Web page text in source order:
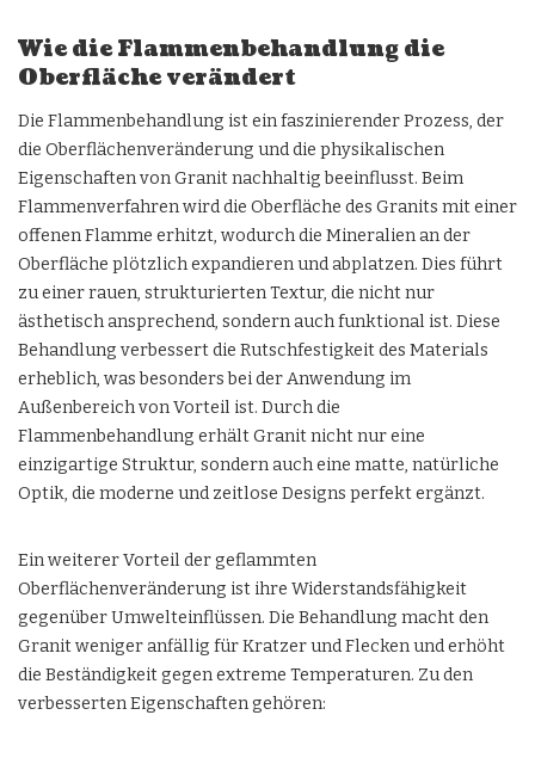
Wie die Flammenbehandlung die
Oberfläche verändert
Die Flammenbehandlung ist ein faszinierender Prozess, der
die Oberflächenveränderung und die physikalischen
Eigenschaften von Granit nachhaltig beeinflusst. Beim
Flammenverfahren wird die Oberfläche des Granits mit einer
offenen Flamme erhitzt, wodurch die Mineralien an der
Oberfläche plötzlich expandieren und abplatzen. Dies führt
zu einer rauen, strukturierten Textur, die nicht nur
ästhetisch ansprechend, sondern auch funktional ist. Diese
Behandlung verbessert die Rutschfestigkeit des Materials
erheblich, was besonders bei der Anwendung im
Außenbereich von Vorteil ist. Durch die
Flammenbehandlung erhält Granit nicht nur eine
einzigartige Struktur, sondern auch eine matte, natürliche
Optik, die moderne und zeitlose Designs perfekt ergänzt.
Ein weiterer Vorteil der geflammten
Oberflächenveränderung ist ihre Widerstandsfähigkeit
gegenüber Umwelteinflüssen. Die Behandlung macht den
Granit weniger anfällig für Kratzer und Flecken und erhöht
die Beständigkeit gegen extreme Temperaturen. Zu den
verbesserten Eigenschaften gehören: